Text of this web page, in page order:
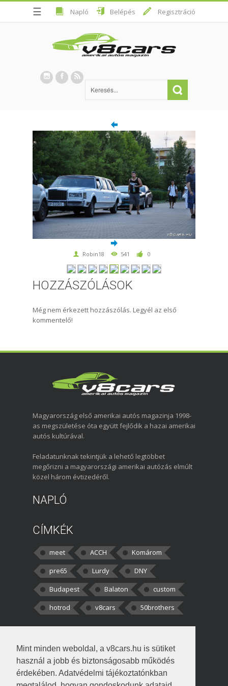
Mint minden weboldal, a v8cars.hu is sütiket
használ a jobb és biztonságosabb működés
érdekében. Adatvédelmi tájékoztatónkban
☰ Napló Belépés Regisztráció
Robin18 541 0
HOZZÁSZÓLÁSOK
Még nem érkezett hozzászólás. Legyél az első
kommentelő!
Magyarország első amerikai autós magazinja 1998-
as megszületése óta együtt fejlődik a hazai amerikai
autós kultúrával.
Feladatunknak tekintjük a lehető legtöbbet
megőrizni a magyarországi amerikai autózás elmúlt
közel három évtizedéről.
NAPLÓ
CÍMKÉK
meet ACCH
Komárom
pre65
Lurdy
DNY
Budapest
Balaton
custom
hotrod
v8cars 50brothers
kortisz:Elszúrtam! Én csak két
darabbaal számoltam. Nem tudtam, hogy fél autót,